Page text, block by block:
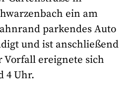
ein am
parkendes Auto
und ist anschließend
Vorfall ereignete sich
4 Uhr.